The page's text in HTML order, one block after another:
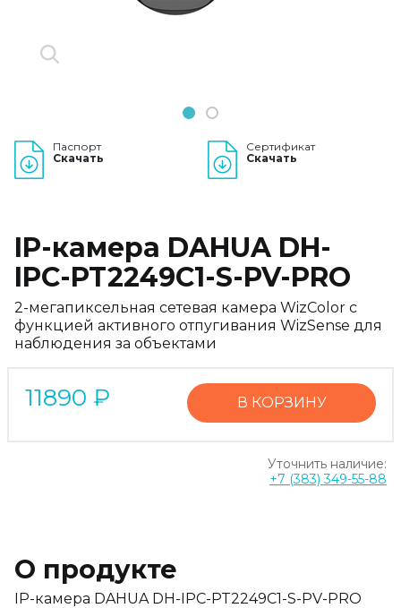
1 2
Паспорт
Скачать
Сертификат
Скачать
IP-камера DAHUA DH-
IPC-PT2249C1-S-PV-PRO
2-мегапиксельная сетевая камера WizColor с
функцией активного отпугивания WizSense для
наблюдения за объектами
11890 ₽ В КОРЗИНУ
Уточнить наличие:
+7 (383) 349-55-88
О продукте
IP-камера DAHUA DH-IPC-PT2249C1-S-PV-PRO